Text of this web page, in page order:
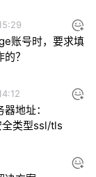
账号时，要求填
？
地址：
类型ssl/tls